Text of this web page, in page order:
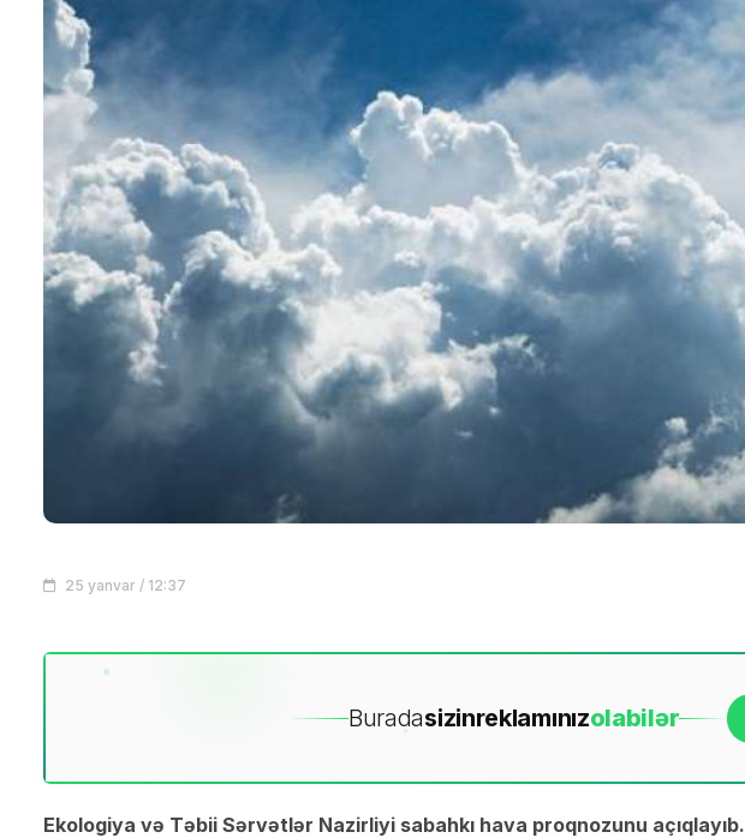
25 yanvar / 12:37
Buradasizinreklamınızolabilər
Ekologiya və Təbii Sərvətlər Nazirliyi sabahkı hava proqnozunu açıqlayıb.